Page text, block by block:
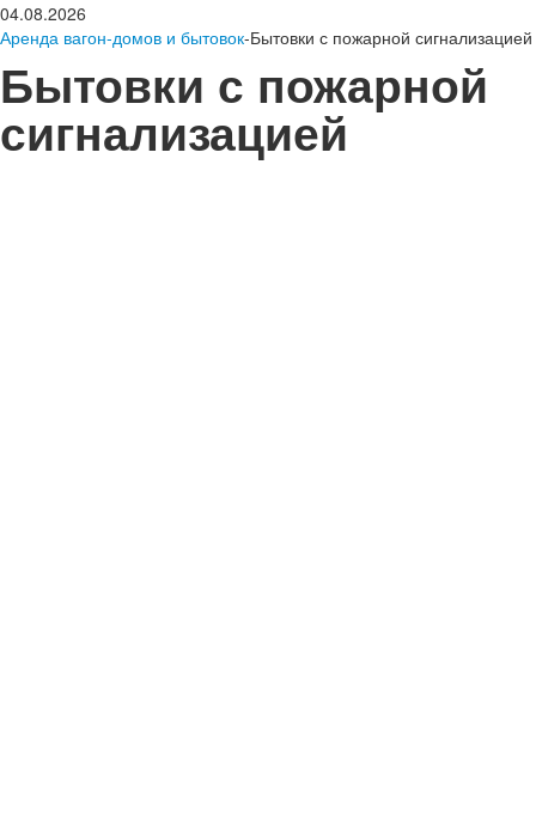
04.08.2026
Аренда вагон-домов и бытовок-Бытовки с пожарной сигнализацией
Бытовки с пожарной
сигнализацией